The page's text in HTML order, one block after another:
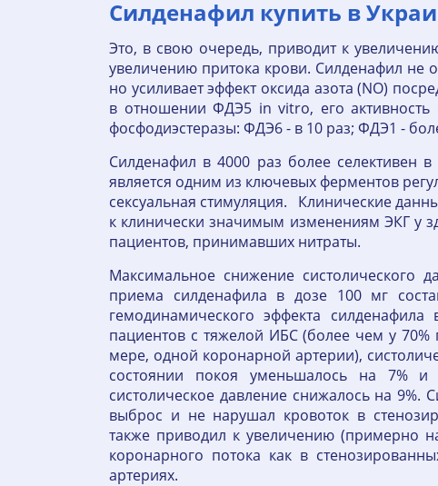
Силденафил купить в
Это, в свою очередь, приводит к
увеличению притока крови. Силденафил не
но усиливает эффект оксида азота (NO)
в отношении ФДЭ5 in vitro, его активность
фосфодиэстеразы: ФДЭ6 - в 10 раз; ФДЭ1 -
Силденафил в 4000 раз более
является одним из ключевых ферментов
сексуальная стимуляция. Клинические
к клинически значимым изменениям ЭКГ у
пациентов, принимавших нитраты.
Максимальное снижение систолического
приема силденафила в дозе 100 мг
гемодинамического эффекта
пациентов с тяжелой ИБС (более чем у
мере, одной коронарной артерии),
состоянии покоя уменьшалось на 7% и
систолическое давление снижалось на 9%.
выброс и не нарушал кровоток в
также приводил к увеличению (примерно
коронарного потока как в
артериях.